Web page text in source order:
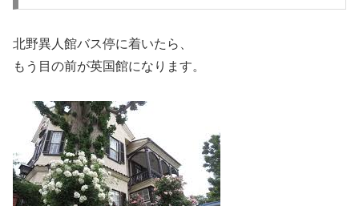
北野異人館バス停に着いたら、
もう目の前が英国館になります。